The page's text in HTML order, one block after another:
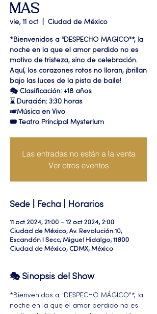
MAS
vie, 11 oct Ciudad de México
*Bienvenidos a "DESPECHO MAGICO"*, la
noche en la que el amor perdido no es
motivo de tristeza, sino de celebración.
Aquí, los corazones rotos no lloran, ¡brillan
bajo las luces de la pista de baile!
🎭 Clasificación: +18 años
⌛ Duración: 3:30 horas
🎺Música en Vivo
🎟 Teatro Principal Mysterium
Las entradas no están a la venta
Ver otros eventos
Sede | Fecha | Horarios
11 oct 2024, 21:00 – 12 oct 2024, 2:00
Ciudad de México, Av. Revolución 10,
Escandón I Secc, Miguel Hidalgo, 11800
Ciudad de México, CDMX, México
🎭 Sinopsis del Show
*Bienvenidos a "DESPECHO MÁGICO"*, la
noche en la que el amor perdido no es